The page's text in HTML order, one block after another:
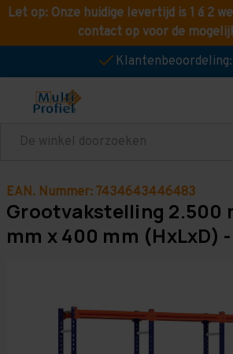
Let op: Onze huidige levertijd is 1 á 2
contact op voor de
Zoeken
EAN. Nummer: 7434643446483
Grootvakstelling 2.500
mm x 400 mm (HxLxD)